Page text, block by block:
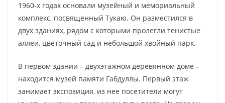
1960-х годах основали музейный и мемориальный
комплекс, посвященный Тукаю. Он разместился в
двух зданиях, рядом с которыми пролегли тенистые
аллеи, цветочный сад и небольшой хвойный парк.
В первом здании – двухэтажном деревянном доме –
находится музей памяти Габдуллы. Первый этаж
занимает экспозиция, из нее посетители могут